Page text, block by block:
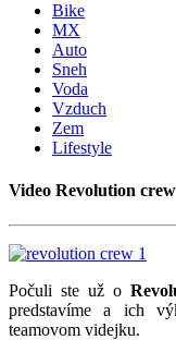
Bike
MX
Auto
Sneh
Voda
Vzduch
Zem
Lifestyle
Video Revolution crew
Počuli ste už o
predstavíme a ich
teamovom videjku.